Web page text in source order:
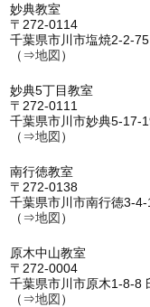
妙典教室
〒272-0114
千葉県市川市塩焼2-2-
（⇒地図 ）
妙典5丁目教室
〒272-0111
千葉県市川市妙典5-17-
（⇒地図 ）
南行徳教室
〒272-0138
千葉県市川市南行徳3-
（⇒地図 ）
原木中山教室
〒272-0004
千葉県市川市原木1-8-8
（⇒地図 ）